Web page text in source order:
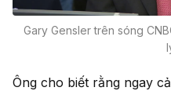
Gary Gensler trên sóng
Ông cho biết rằng ngay